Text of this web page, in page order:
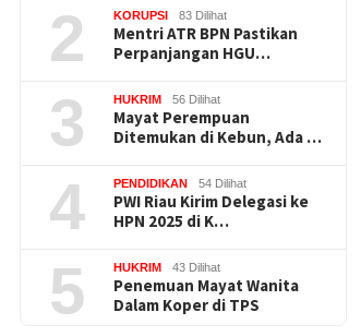
2 KORUPSI 83 Dilihat
Mentri ATR BPN Pastikan
Perpanjangan HGU…
3 HUKRIM 56 Dilihat
Mayat Perempuan
Ditemukan di Kebun, Ada …
4 PENDIDIKAN 54 Dilihat
PWI Riau Kirim Delegasi ke
HPN 2025 di K…
5 HUKRIM 43 Dilihat
Penemuan Mayat Wanita
Dalam Koper di TPS